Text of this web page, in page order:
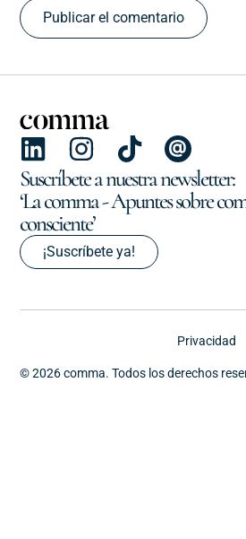
Suscríbete a nuestra newsletter:
‘La comma - Apuntes sobre
consciente’
¡Suscríbete ya!
© 2026 comma. Todos los derechos
Privacidad